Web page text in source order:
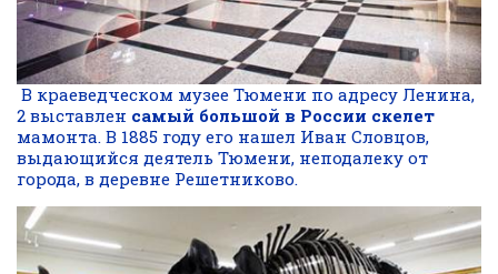
В краеведческом музее Тюмени по адресу Ленина,
2 выставлен самый большой в России скелет
мамонта. В 1885 году его нашел Иван Словцов,
выдающийся деятель Тюмени, неподалеку от
города, в деревне Решетниково.